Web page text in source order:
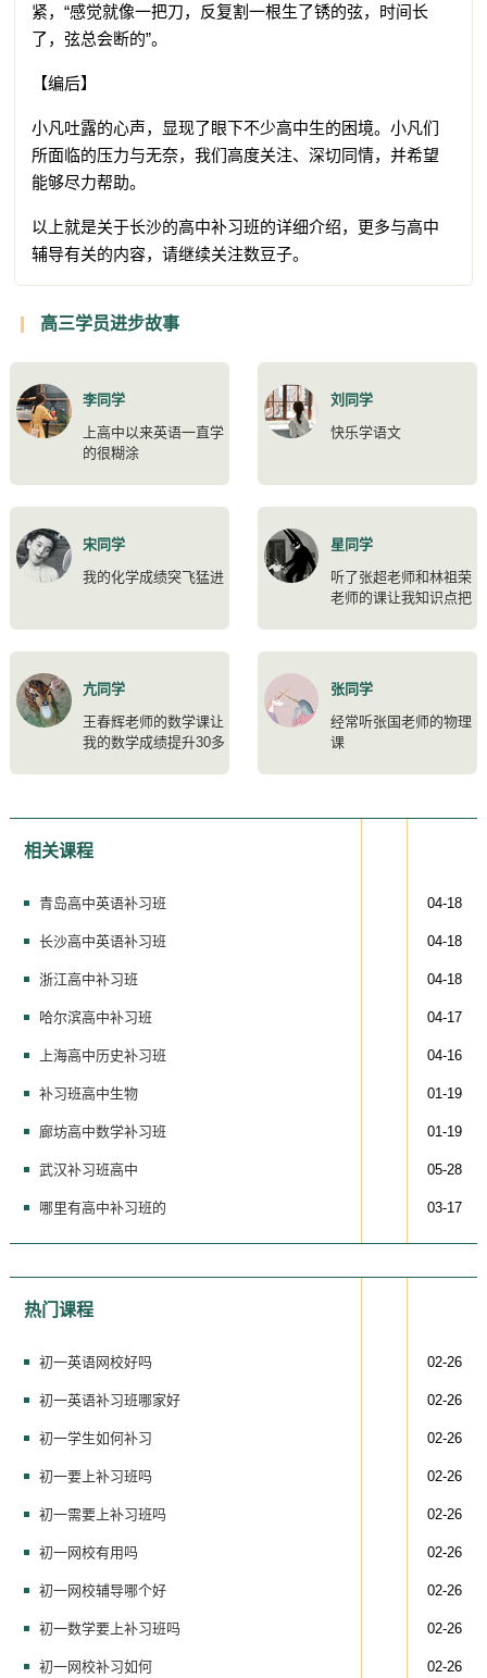
紧，“感觉就像一把刀，反复割一根生了锈的弦，时间长
了，弦总会断的”。
【编后】
小凡吐露的心声，显现了眼下不少高中生的困境。小凡们
所面临的压力与无奈，我们高度关注、深切同情，并希望
能够尽力帮助。
以上就是关于长沙的高中补习班的详细介绍，更多与高中
辅导有关的内容，请继续关注数豆子。
高三学员进步故事
李同学
上高中以来英语一直学
的很糊涂
刘同学
快乐学语文
宋同学
我的化学成绩突飞猛进
星同学
听了张超老师和林祖荣
老师的课让我知识点把
亢同学
王春辉老师的数学课让
我的数学成绩提升30多
张同学
经常听张国老师的物理
课
相关课程
青岛高中英语补习班 04-18
长沙高中英语补习班 04-18
浙江高中补习班 04-18
哈尔滨高中补习班 04-17
上海高中历史补习班 04-16
补习班高中生物 01-19
廊坊高中数学补习班 01-19
武汉补习班高中 05-28
哪里有高中补习班的 03-17
热门课程
初一英语网校好吗 02-26
初一英语补习班哪家好 02-26
初一学生如何补习 02-26
初一要上补习班吗 02-26
初一需要上补习班吗 02-26
初一网校有用吗 02-26
初一网校辅导哪个好 02-26
初一数学要上补习班吗 02-26
初一网校补习如何 02-26